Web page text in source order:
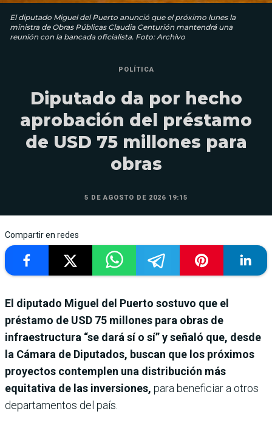
El diputado Miguel del Puerto anunció que el próximo lunes la
ministra de Obras Públicas Claudia Centurión mantendrá una
reunión con la bancada oficialista. Foto: Archivo
POLÍTICA
Diputado da por hecho
aprobación del préstamo
de USD 75 millones para
obras
5 DE AGOSTO DE 2026 19:15
Compartir en redes
El diputado Miguel del Puerto sostuvo que el
préstamo de USD 75 millones para obras de
infraestructura “se dará sí o sí” y señaló que, desde
la Cámara de Diputados, buscan que los próximos
proyectos contemplen una distribución más
equitativa de las inversiones, para beneficiar a otros
departamentos del país.